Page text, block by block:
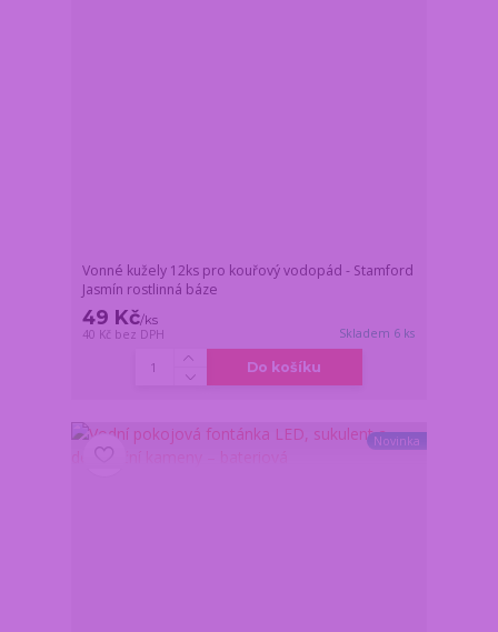
Vonné kužely 12ks pro kouřový vodopád - Stamford
Jasmín rostlinná báze
49 Kč/ks
40 Kč bez DPH Skladem 6 ks
Do košíku
Novinka